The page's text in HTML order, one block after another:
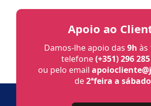
Apoio ao
Damos-lhe apoio das 9h às
telefone(+351) 296
ou pelo email
de2ªfeira a sábado